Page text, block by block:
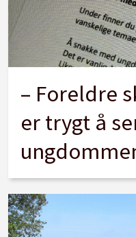
– Foreldre
er trygt å